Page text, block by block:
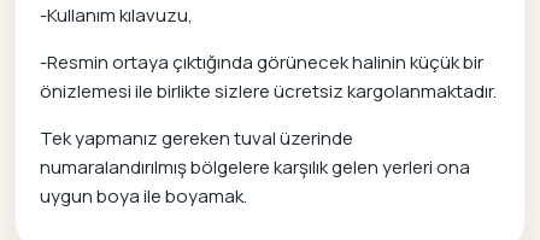
-Kullanım kılavuzu,
-Resmin ortaya çıktığında görünecek halinin küçük bir
önizlemesi ile birlikte sizlere ücretsiz kargolanmaktadır.
Tek yapmanız gereken tuval üzerinde
numaralandırılmış bölgelere karşılık gelen yerleri ona
uygun boya ile boyamak.